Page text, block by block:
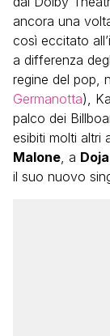
ancora una
così eccitato
a differenza
regine del pop,
Germanotta),
palco dei
esibiti molti altri
Malone , a
il suo nuovo